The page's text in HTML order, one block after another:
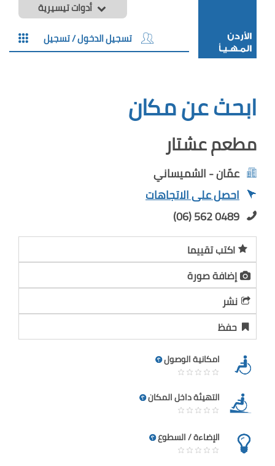
أدوات تيسيرية
تسجيل الدخول / تسجيل
ابحث عن مكان
مطعم عشتار
عمّان - الشميساني
احصل على الاتجاهات
(06) 562 0489
اكتب تقييما
إضافة صورة
نشر
حفظ
امكانية الوصول
التهيئة داخل المكان
الإضاءة / السطوع